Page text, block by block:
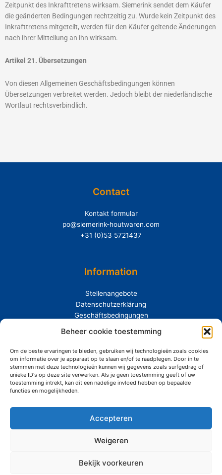
Beheer cookie toestemming
Om de beste ervaringen te bieden, gebruiken wij technologieën zoals cookies
om informatie over je apparaat op te slaan en/of te raadplegen. Door in te
stemmen met deze technologieën kunnen wij gegevens zoals surfgedrag of
unieke ID's op deze site verwerken. Als je geen toestemming geeft of uw
toestemming intrekt, kan dit een nadelige invloed hebben op bepaalde
functies en mogelijkheden.
Accepteren
Weigeren
Bekijk voorkeuren
Zeitpunkt des Inkrafttretens wirksam. Siemerink sendet dem Käufer
die geänderten Bedingungen rechtzeitig zu. Wurde kein Zeitpunkt des
Inkrafttretens mitgeteilt, werden für den Käufer geltende Änderungen
nach ihrer Mitteilung an ihn wirksam.
Artikel 21. Übersetzungen
Von diesen Allgemeinen Geschäftsbedingungen können
Übersetzungen verbreitet werden. Jedoch bleibt der niederländische
Wortlaut rechtsverbindlich.
Contact
Kontakt formular
po@siemerink-houtwaren.com
+31 (0)53 5721437
Information
Stellenangebote
Datenschutzerklärung
Geschäftsbedingungen
Extras
Über Siemerink
Nachhaftigkeit
Copyright © 2026 Siemerink Houtwaren | Gerealiseerd door
Media